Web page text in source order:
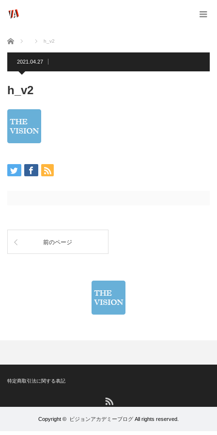
ホーム h_v2
2021.04.27
h_v2
前のページ
特定商取引法に関する表記
Copyright © ビジョンアカデミーブログ All rights reserved.